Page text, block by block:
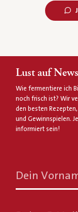
Lust auf
Wie fermentiere ich
noch frisch ist? Wir
den besten
und Gewinnspielen.
informiert sein!
Dein